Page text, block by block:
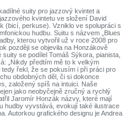
suity pro jazzový kvintet a
kvintetu ve složení David
(bicí, perkuse). Vzniklo ve spolupráci s
hudbu. Suitu s názvem „Blues
kterou vytvořil už v roce 2008 pro
později se objevila na Honzákově
se podílel Tomáš Sýkora, pianista,
„Nikdy předtím mě to k velkým
řekl, že se pokusím i při práci pro
obdobných děl, či si dokonce
založený spíš na intuici. Naše
jako neobyčejně zručný a rychlý
Jaromír Honzák názvy, které mají
hudby vyvstává, evokují také ilustrace
Autorkou grafického designu je Andrea